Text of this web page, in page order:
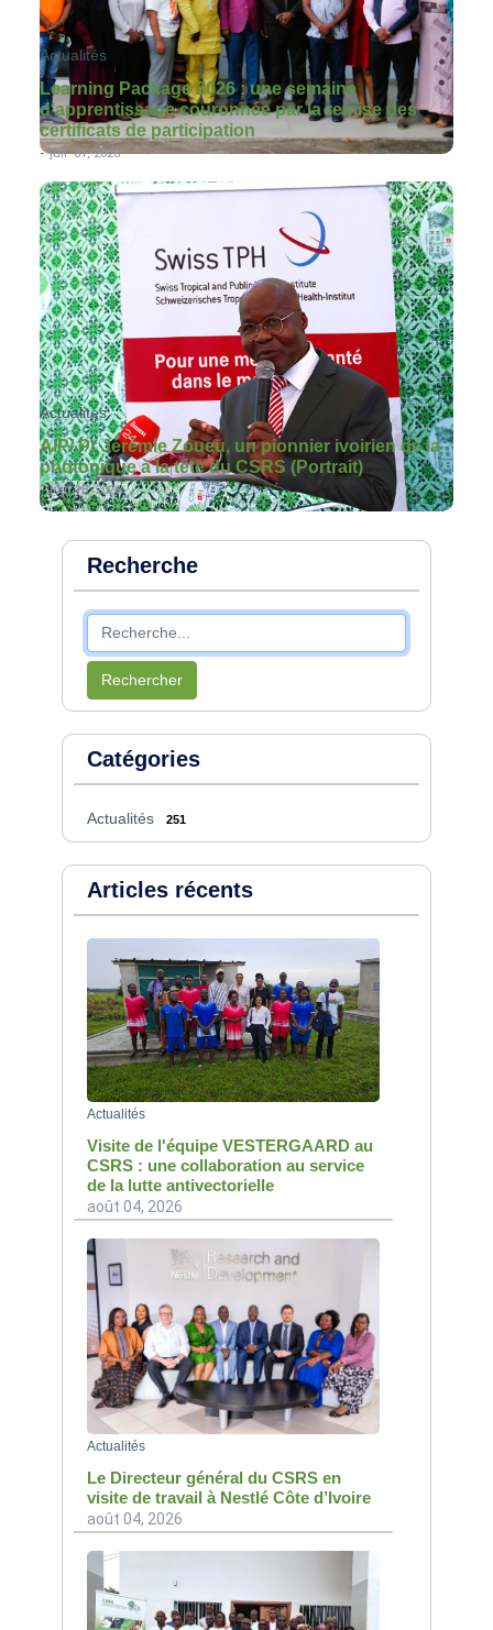
Actualités
Learning Package 2026 : une semaine
d’apprentissage couronnée par la remise des
certificats de participation
-juil. 01, 2026
Actualités
AIP/ Pr Jérémie Zoueu, un pionnier ivoirien de la
photonique à la tête du CSRS (Portrait)
-juin 18, 2026
Recherche
Rechercher
Catégories
Actualités 251
Articles récents
Actualités
Visite de l'équipe VESTERGAARD au
CSRS : une collaboration au service
de la lutte antivectorielle
août 04, 2026
Actualités
Le Directeur général du CSRS en
visite de travail à Nestlé Côte d’Ivoire
août 04, 2026